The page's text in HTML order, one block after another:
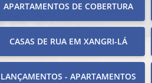
APARTAMENTOS DE COBERTURA
CASAS DE RUA EM XANGRI-LÁ
LANÇAMENTOS - APARTAMENTOS